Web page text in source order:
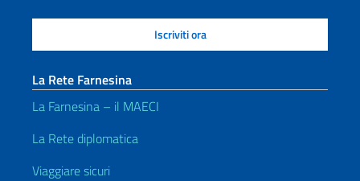
La Rete Farnesina
La Farnesina – il MAECI
La Rete diplomatica
Viaggiare sicuri